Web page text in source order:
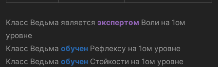
Класс Ведьма является экспертом Воли на 1ом
уровне
Класс Ведьма обучен Рефлексу на 1ом уровне
Класс Ведьма обучен Стойкости на 1ом уровне